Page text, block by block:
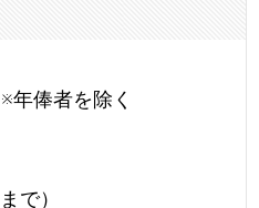
年俸者を除く
で）